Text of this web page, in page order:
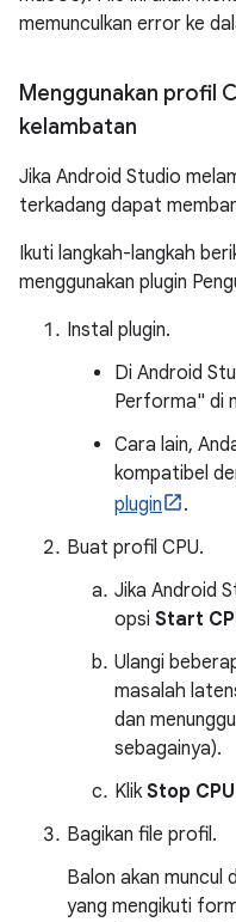
memunculkan error ke
Menggunakan profil
kelambatan
Jika Android Studio
terkadang dapat
Ikuti langkah-langkah
menggunakan plugin
Instal plugin.
Di Android
Performa" di
Cara lain,
kompatibel
plugin
.
Buat profil CPU.
Jika Android
opsi Start
Ulangi
masalah
dan
sebagainya).
Klik Stop
Bagikan file profil.
Balon akan muncul
yang mengikuti